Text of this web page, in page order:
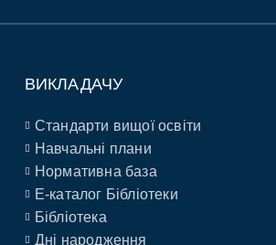
ВИКЛАДАЧУ
Стандарти вищої освіти
Навчальні плани
Нормативна база
E-каталог Бібліотеки
Бібліотека
Дні народження